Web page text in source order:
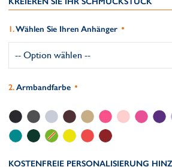
Wählen Sie Ihren Anhänger
Armbandfarbe
KOSTENFREIE PERSONALISIERUNG